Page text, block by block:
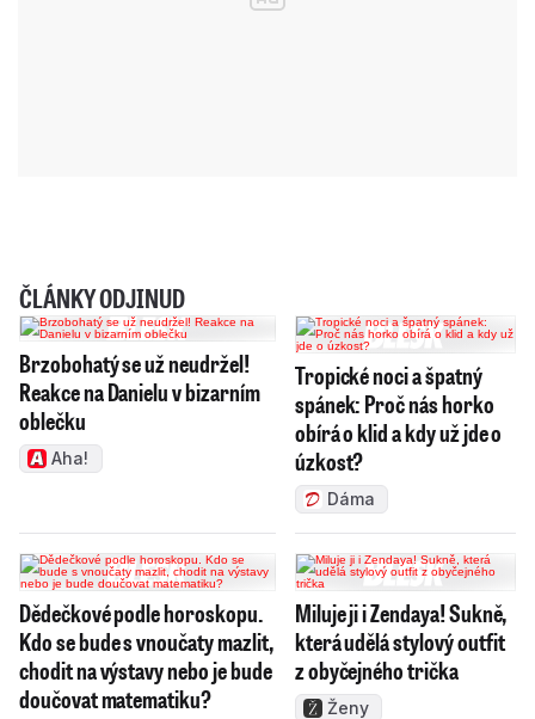
ČLÁNKY ODJINUD
Brzobohatý se už neudržel!
Reakce na Danielu v bizarním
oblečku
Aha!
Tropické noci a špatný
spánek: Proč nás horko
obírá o klid a kdy už jde o
úzkost?
Dáma
Dědečkové podle horoskopu.
Kdo se bude s vnoučaty mazlit,
chodit na výstavy nebo je bude
doučovat matematiku?
Miluje ji i Zendaya! Sukně,
která udělá stylový outfit
z obyčejného trička
Ženy